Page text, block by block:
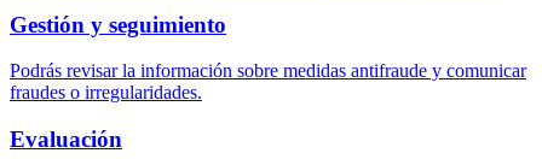
Gestión y seguimiento
Podrás revisar la información sobre medidas antifraude y comunicar
fraudes o irregularidades.
Evaluación